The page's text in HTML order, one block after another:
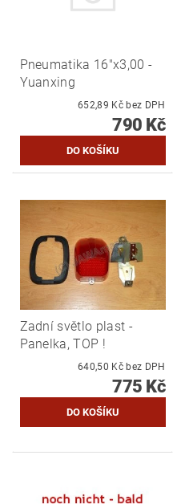
Pneumatika 16"x3,00 -
Yuanxing
652,89 Kč bez DPH
790 Kč
Zadní světlo plast -
Panelka, TOP !
640,50 Kč bez DPH
775 Kč